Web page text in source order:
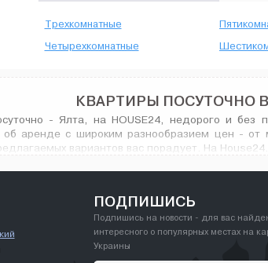
Трехкомнатные
Четырехкомнатные
КВАРТИРЫ ПОСУТОЧНО
- Ялта, на HOUSE24, недорого и без
об аренде с широким разнообразием цен - от
вариантов вас порадует. На
ПОДПИШИСЬ
Подпишись на новости - для вас
интересного о популярных местах на
Украины